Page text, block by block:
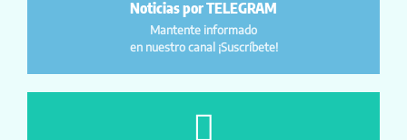
Noticias por TELEGRAM
Mantente informado
en nuestro canal ¡Suscríbete!